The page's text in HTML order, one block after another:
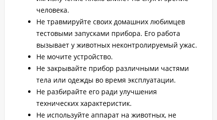
человека.
Не травмируйте своих домашних любимцев
тестовыми запусками прибора. Его работа
вызывает у животных неконтролируемый ужас.
Не мочите устройство.
Не закрывайте прибор различными частями
тела или одежды во время эксплуатации.
Не разбирайте его ради улучшения
технических характеристик.
Не используйте аппарат на животных, не